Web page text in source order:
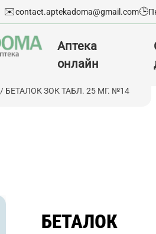
✉️contact.aptekadoma@gmail.com🕒
Аптека
онлайн
/ БЕТАЛОК ЗОК ТАБЛ. 25 МГ. №14
БЕТАЛОК